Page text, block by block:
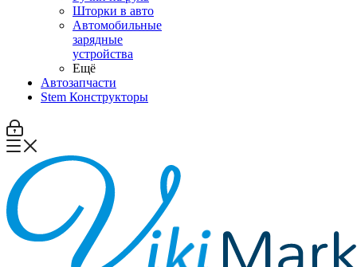
Шторки в авто
Автомобильные
зарядные
устройства
Ещё
Автозапчасти
Stem Конструкторы